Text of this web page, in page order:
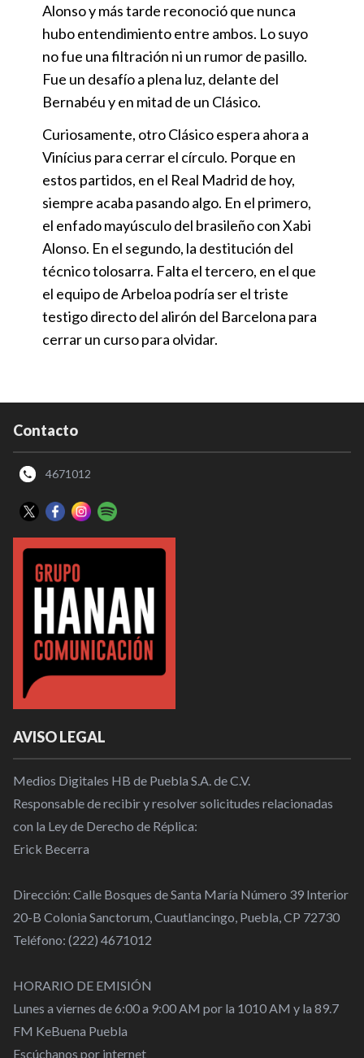
Alonso y más tarde reconoció que nunca
hubo entendimiento entre ambos. Lo suyo
no fue una filtración ni un rumor de pasillo.
Fue un desafío a plena luz, delante del
Bernabéu y en mitad de un Clásico.
Curiosamente, otro Clásico espera ahora a
Vinícius para cerrar el círculo. Porque en
estos partidos, en el Real Madrid de hoy,
siempre acaba pasando algo. En el primero,
el enfado mayúsculo del brasileño con Xabi
Alonso. En el segundo, la destitución del
técnico tolosarra. Falta el tercero, en el que
el equipo de Arbeloa podría ser el triste
testigo directo del alirón del Barcelona para
cerrar un curso para olvidar.
Contacto
4671012
AVISO LEGAL
Medios Digitales HB de Puebla S.A. de C.V.
Responsable de recibir y resolver solicitudes relacionadas
con la Ley de Derecho de Réplica:
Erick Becerra
Dirección: Calle Bosques de Santa María Número 39 Interior
20-B Colonia Sanctorum, Cuautlancingo, Puebla, CP 72730
Teléfono: (222) 4671012
HORARIO DE EMISIÓN
Lunes a viernes de 6:00 a 9:00 AM por la 1010 AM y la 89.7
FM KeBuena Puebla
Escúchanos por internet